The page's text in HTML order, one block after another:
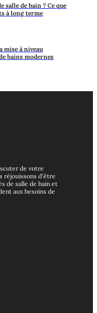
salle de bain ? Ce que
à long terme
mise à niveau
bains modernes
de votre
réjouissons d'être
de salle de bain et
aux besoins de